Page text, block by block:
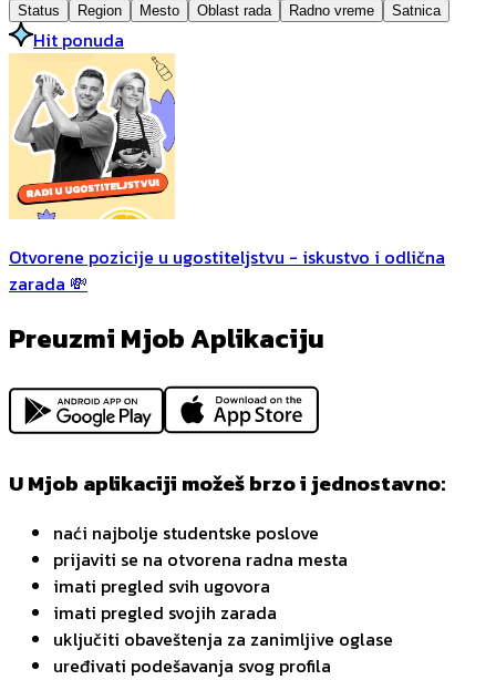
Status Region Mesto Oblast rada Radno vreme Satnica
Hit ponuda
Otvorene pozicije u ugostiteljstvu - iskustvo i odlična
zarada 💸
Preuzmi Mjob Aplikaciju
U Mjob aplikaciji možeš brzo i jednostavno:
naći najbolje studentske poslove
prijaviti se na otvorena radna mesta
imati pregled svih ugovora
imati pregled svojih zarada
uključiti obaveštenja za zanimljive oglase
uređivati podešavanja svog profila